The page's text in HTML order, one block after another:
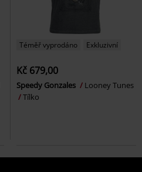
Téměř vyprodáno Exkluzivní
Kč 679,00
Speedy Gonzales
Looney Tunes
Tílko